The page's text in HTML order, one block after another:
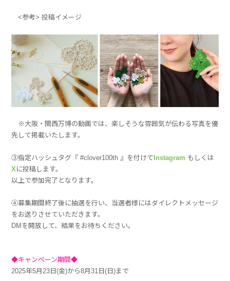
<参考> 投稿イメージ
※大阪・関西万博の動画では、楽しそうな雰囲気が伝わる写真を優
先して掲載いたします。
③指定ハッシュタグ『 #clover100th 』を付けて Instagram もしくは
Xに投稿します。
以上で参加完了となります。
④募集期間終了後に抽選を行い、当選者様にはダイレクトメッセージ
をお送りさせていただきます。
DMを開放して、結果をお待ちください。
◆キャンペーン期間◆
2025年5月23日(金)から8月31日(日)まで